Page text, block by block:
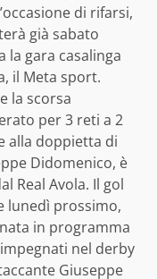
di rifarsi,
già sabato
la gara casalinga
il Meta sport.
la scorsa
per 3 reti a 2
alla doppietta di
Didomenico, è
Real Avola. Il gol
lunedì prossimo,
in programma
nel derby
Giuseppe